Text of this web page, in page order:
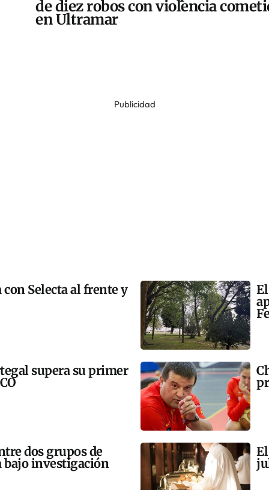
de diez robos con violencia
en Ultramar
Publicidad
Selecta al frente y
supera su primer
dos grupos de
bajo investigación